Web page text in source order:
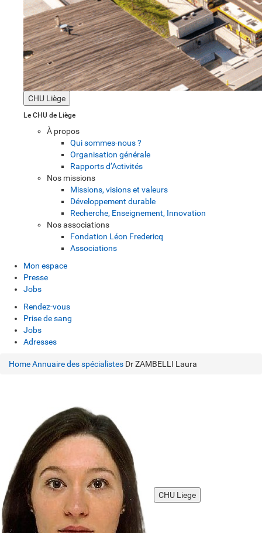
CHU Liège
Le CHU de Liège
À propos
Qui sommes-nous ?
Organisation générale
Rapports d’Activités
Nos missions
Missions, visions et valeurs
Développement durable
Recherche, Enseignement, Innovation
Nos associations
Fondation Léon Fredericq
Associations
Mon espace
Presse
Jobs
Rendez-vous
Prise de sang
Jobs
Adresses
HomeAnnuaire des spécialistes Dr ZAMBELLI Laura
CHU Liege